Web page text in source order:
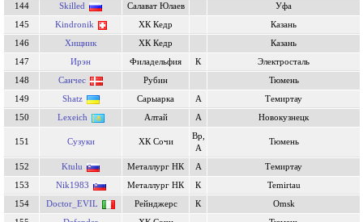
144
Skilled Салават Юлаев
Уфа
145
Kindronik ХК Кедр
Казань
146
Хищник ХК Кедр
Казань
147
Ирэн Филадельфия К
Электросталь
148
Санчес Рубин
Тюмень
149
Shatz Сарыарка А
Темиртау
150
Lexeich Алтай А Новокузнецк
151 Сузуки ХК Сочи
Вр,
А
Тюмень
152 Ktulu Металлург НК А
Темиртау
153
Nik1983 Металлург НК К
Temirtau
154
Doctor_EVIL Рейнджерс К
Omsk